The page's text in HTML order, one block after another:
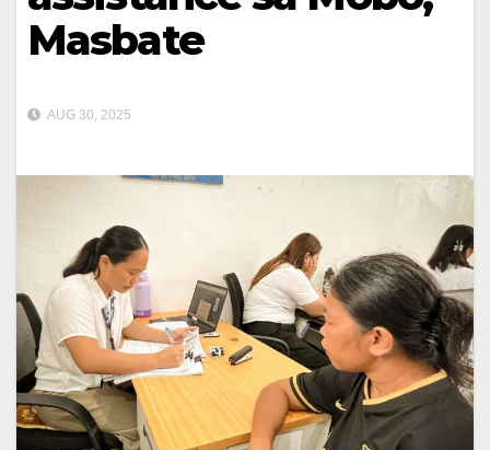
Masbate
AUG 30, 2025